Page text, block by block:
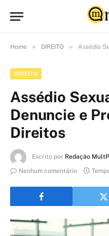
Home » DIREITO » Assédio
DIREITO
Assédio
Denuncie e
Direitos
Escrito por Redação
Nenhum comentário